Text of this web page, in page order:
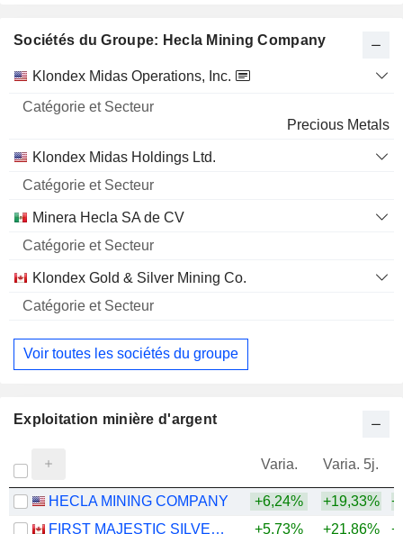
Sociétés du Groupe: Hecla Mining Company
Nom
Catégorie
Secteur
Klondex Midas Operations, Inc.
Precious Metals
Klondex Midas Holdings Ltd.
Minera Hecla SA de CV
Klondex Gold & Silver Mining Co.
Voir toutes les sociétés du groupe
Exploitation minière d'argent
Varia. Varia. 5j.
HECLA MINING COMPANY +6,24% +19,33%
FIRST MAJESTIC SILVER CORP.
+5,73% +21,86%